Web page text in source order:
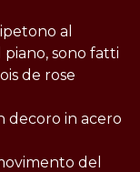
al
sono fatti
de rose
decoro in acero
del